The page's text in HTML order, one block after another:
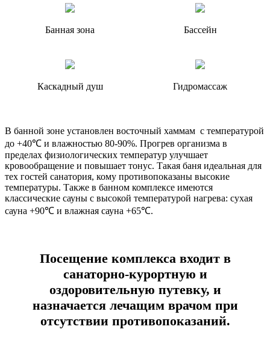
Банная зона Бассейн
Каскадный душ Гидромассаж
В банной зоне установлен восточный хаммам с температурой
до +40℃ и влажностью 80-90%. Прогрев организма в
пределах физиологических температур улучшает
кровообращение и повышает тонус. Такая баня идеальная для
тех гостей санатория, кому противопоказаны высокие
температуры. Также в банном комплексе имеются
классические сауны с высокой температурой нагрева: сухая
сауна +90℃ и влажная сауна +65℃.
Посещение комплекса входит в
санаторно-курортную и
оздоровительную путевку, и
назначается лечащим врачом при
отсутствии противопоказаний.